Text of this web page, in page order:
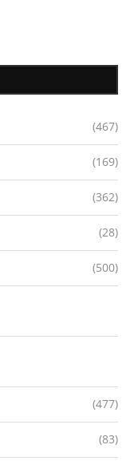
(467)
(169)
(362)
(28)
(500)
(477)
(83)